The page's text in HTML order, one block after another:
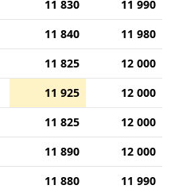
11 830
11 990
11 840
11 980
11 825
12 000
11 925
12 000
11 825
12 000
11 890
12 000
11 880
11 990